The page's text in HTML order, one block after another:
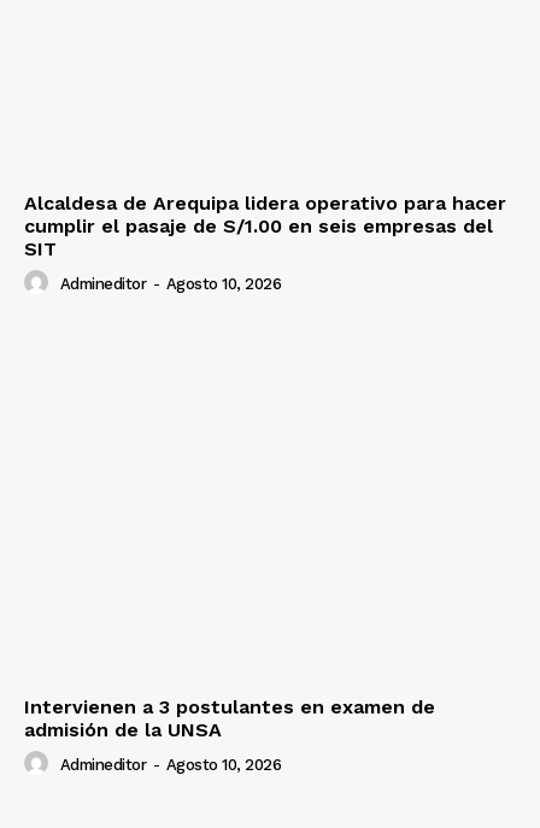
Alcaldesa de Arequipa lidera operativo para hacer
cumplir el pasaje de S/1.00 en seis empresas del
SIT
Admineditor - Agosto 10, 2026
Intervienen a 3 postulantes en examen de
admisión de la UNSA
Admineditor - Agosto 10, 2026